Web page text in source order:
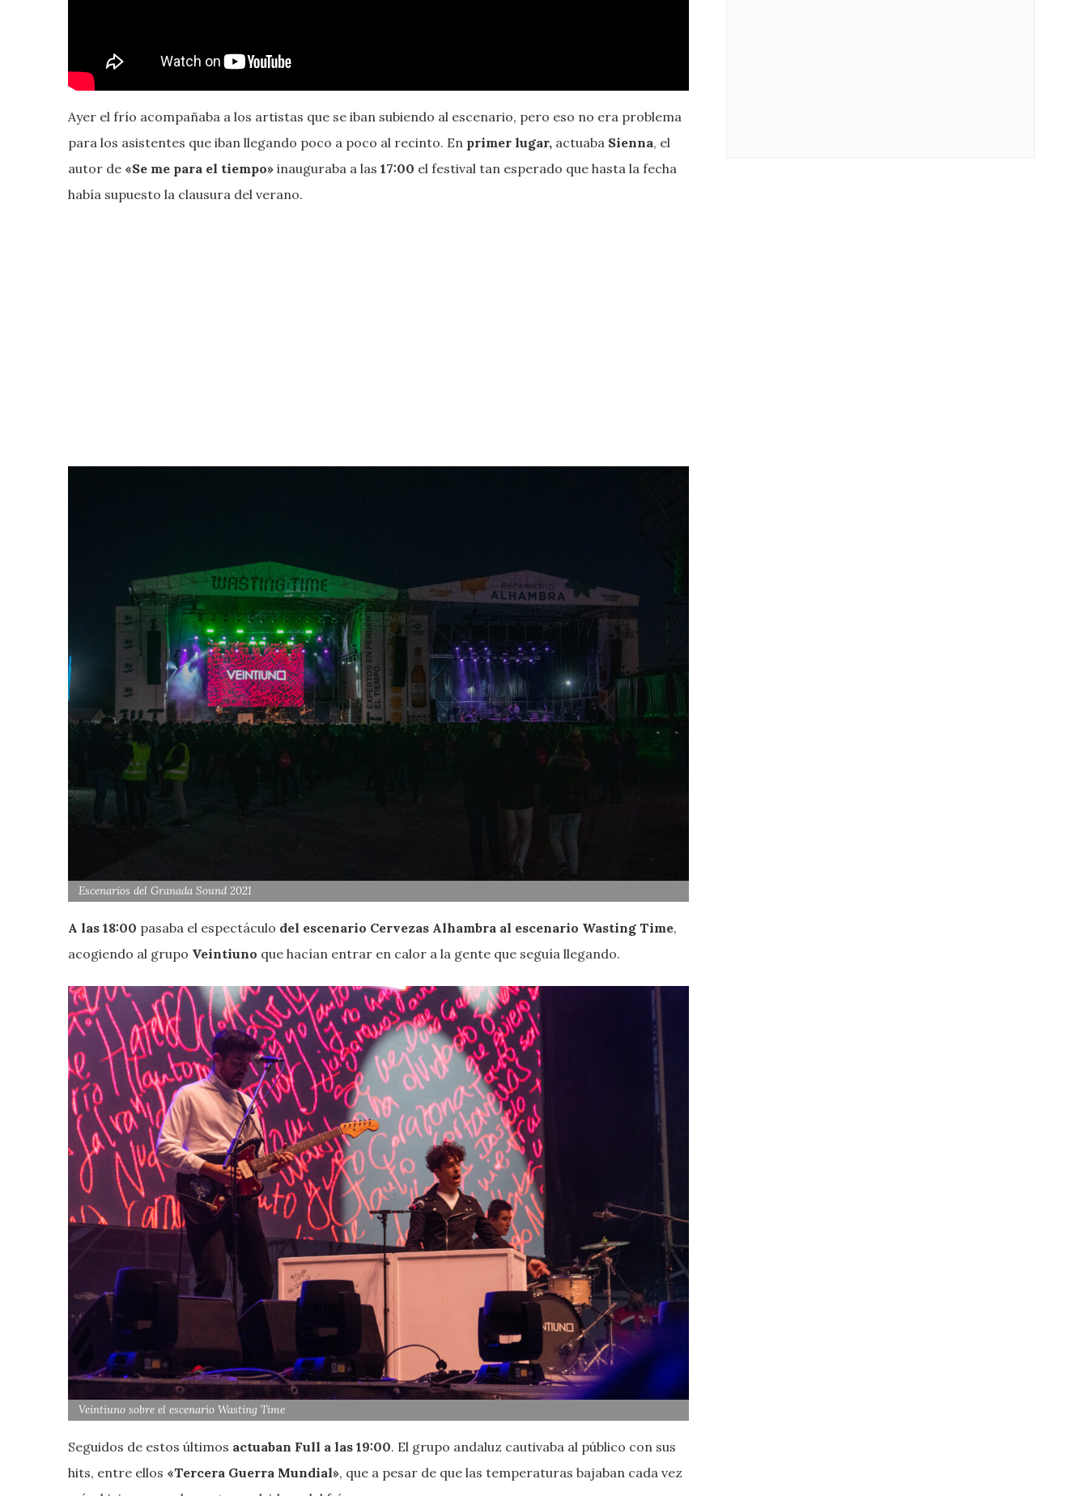
Ayer el frío acompañaba a los artistas que se iban subiendo al escenario, pero eso no era problema
para los asistentes que iban llegando poco a poco al recinto. En primer lugar, actuaba Sienna, el
autor de «Se me para el tiempo» inauguraba a las 17:00 el festival tan esperado que hasta la fecha
había supuesto la clausura del verano.
Escenarios del Granada Sound 2021
A las 18:00 pasaba el espectáculo del escenario Cervezas Alhambra al escenario Wasting Time,
acogiendo al grupo Veintiuno que hacían entrar en calor a la gente que seguía llegando.
Veintiuno sobre el escenario Wasting Time
Seguidos de estos últimos actuaban Full a las 19:00. El grupo andaluz cautivaba al público con sus
hits, entre ellos «Tercera Guerra Mundial», que a pesar de que las temperaturas bajaban cada vez